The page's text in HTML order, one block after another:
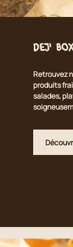
Dej'
Retrouvez
produits
salades,